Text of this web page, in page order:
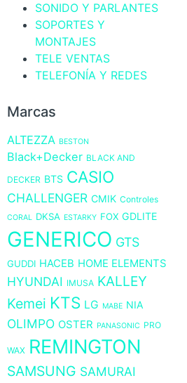
SONIDO Y PARLANTES
SOPORTES Y
MONTAJES
TELE VENTAS
TELEFONÍA Y REDES
Marcas
ALTEZZA BESTON
Black+Decker BLACK AND
DECKER BTS CASIO
CHALLENGER CMIK Controles
CORAL DKSA ESTARKY FOX GDLITE
GENERICO GTS
GUDDI HACEB HOME ELEMENTS
HYUNDAI IMUSA KALLEY
Kemei KTS LG MABE NIA
OLIMPO OSTER PANASONIC PRO
WAX REMINGTON
SAMSUNG SAMURAI